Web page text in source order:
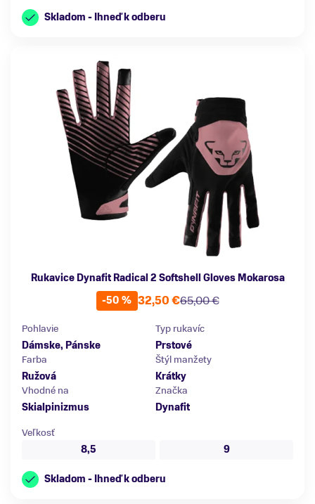
Skladom - Ihneď k odberu
Rukavice Dynafit Radical 2 Softshell Gloves Mokarosa
-50 %
65,00 €
32,50 €
Pohlavie
Dámske, Pánske
Typ rukavíc
Prstové
Farba
Ružová
Štýl manžety
Krátky
Vhodné na
Skialpinizmus
Značka
Dynafit
Veľkosť
8,5
9
Skladom - Ihneď k odberu